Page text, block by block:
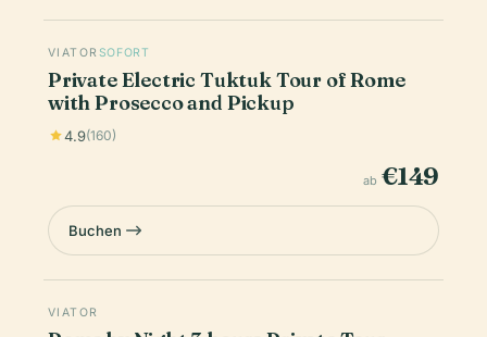
VIATOR SOFORT
Private Electric Tuktuk Tour of Rome
with Prosecco and Pickup
4.9(160)
ab €149
Buchen
VIATOR